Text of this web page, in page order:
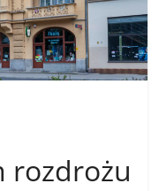
rozdrożu